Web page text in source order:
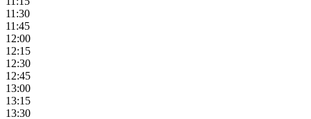
11:30
11:45
12:00
12:15
12:30
12:45
13:00
13:15
13:30